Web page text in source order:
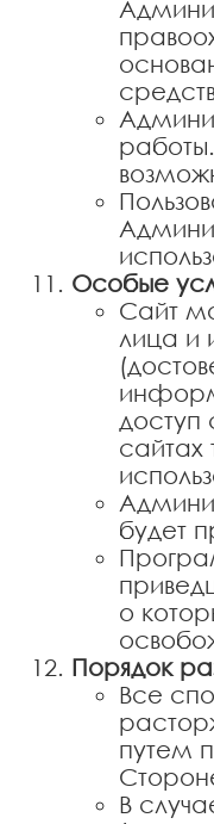
Особые
Сайт
лица и
доступ
сайтах
будет
о
Порядок
Все
путем
В